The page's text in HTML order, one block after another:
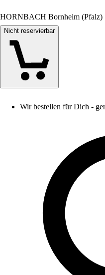
HORNBACH Bornheim (Pfalz)
Nicht reservierbar
Wir bestellen für Dich -